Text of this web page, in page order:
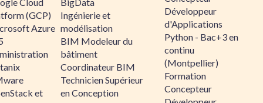
(GCP)
Azure
et
Ingénierie et
modélisation
BIM Modeleur du
bâtiment
Coordinateur BIM
Technicien Supérieur
en Conception
Développeur
d'Applications
Python - Bac+3 en
continu
(Montpellier)
Formation
Concepteur